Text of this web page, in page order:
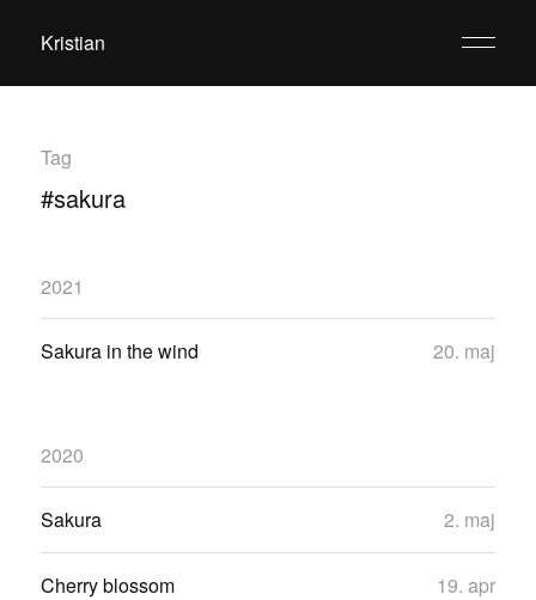
Kristian
Tag
#sakura
2021
Sakura in the wind 20. maj
2020
Sakura 2. maj
Cherry blossom 19. apr